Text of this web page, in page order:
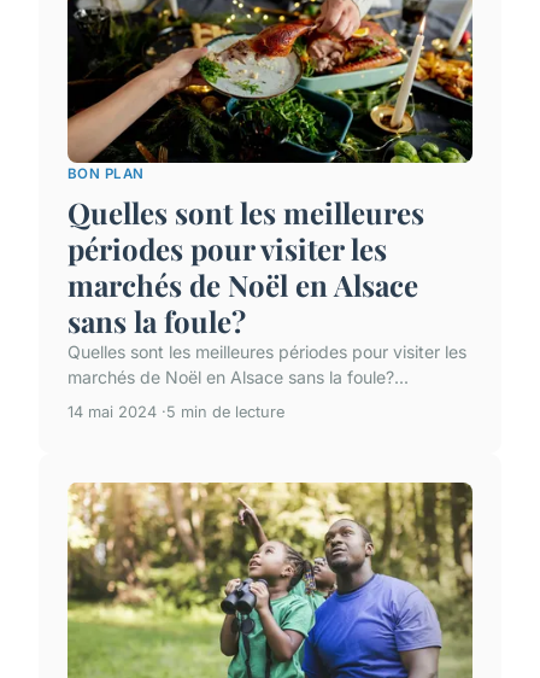
BON PLAN
Quelles sont les meilleures
périodes pour visiter les
marchés de Noël en Alsace
sans la foule?
Quelles sont les meilleures périodes pour visiter les
marchés de Noël en Alsace sans la foule?...
14 mai 2024 5 min de lecture